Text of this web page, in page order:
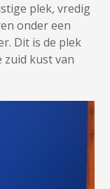
plek, vredig
onder een
Dit is de plek
kust van